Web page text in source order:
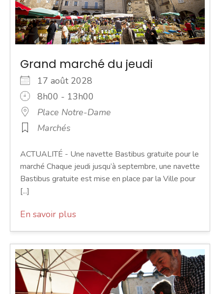
Grand marché du jeudi
17 août 2028
8h00 - 13h00
Place Notre-Dame
Marchés
ACTUALITÉ - Une navette Bastibus gratuite pour le
marché Chaque jeudi jusqu’à septembre, une navette
Bastibus gratuite est mise en place par la Ville pour
[...]
En savoir plus